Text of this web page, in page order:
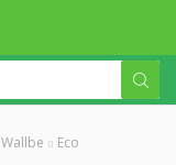
Wallbe Eco